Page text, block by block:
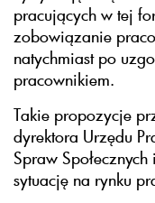
pracujących w tej
zobowiązanie
natychmiast po
pracownikiem.
Takie propozycje
dyrektora Urzędu
Spraw
sytuację na rynku